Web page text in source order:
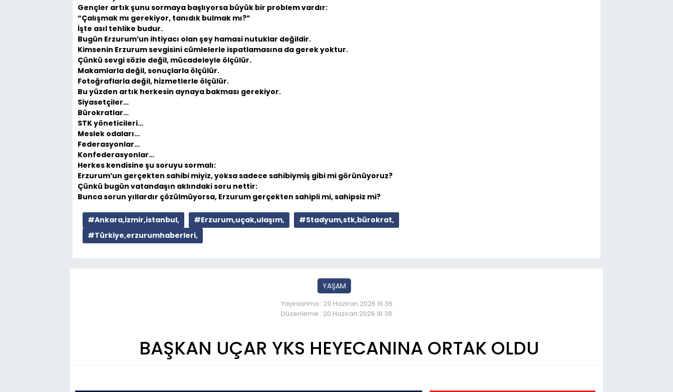
Gençler artık şunu sormaya başlıyorsa büyük bir problem vardır:
“Çalışmak mı gerekiyor, tanıdık bulmak mı?”
İşte asıl tehlike budur.
Bugün Erzurum’un ihtiyacı olan şey hamasi nutuklar değildir.
Kimsenin Erzurum sevgisini cümlelerle ispatlamasına da gerek yoktur.
Çünkü sevgi sözle değil, mücadeleyle ölçülür.
Makamlarla değil, sonuçlarla ölçülür.
Fotoğraflarla değil, hizmetlerle ölçülür.
Bu yüzden artık herkesin aynaya bakması gerekiyor.
Siyasetçiler…
Bürokratlar…
STK yöneticileri…
Meslek odaları…
Federasyonlar…
Konfederasyonlar…
Herkes kendisine şu soruyu sormalı:
Erzurum’un gerçekten sahibi miyiz, yoksa sadece sahibiymiş gibi mi görünüyoruz?
Çünkü bugün vatandaşın aklındaki soru nettir:
Bunca sorun yıllardır çözülmüyorsa, Erzurum gerçekten sahipli mi, sahipsiz mi?
#Ankara,izmir,istanbul, #Erzurum,uçak,ulaşım,
#Stadyum,stk,bürokrat,
#Türkiye,erzurumhaberleri,
YAŞAM
Yayınlanma : 20 Haziran 2026 16:36
Düzenleme : 20 Haziran 2026 16:38
BAŞKAN UÇAR YKS HEYECANINA ORTAK OLDU